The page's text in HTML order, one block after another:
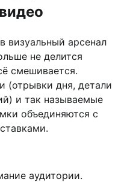
визуальный арсенал
не делится
смешивается.
(отрывки дня, детали
и так называемые
объединяются с
аудитории.